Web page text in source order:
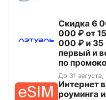
Скидка 6
000 ₽ от
000 ₽ и 35
первый и
по
До 31
Интернет
роуминга